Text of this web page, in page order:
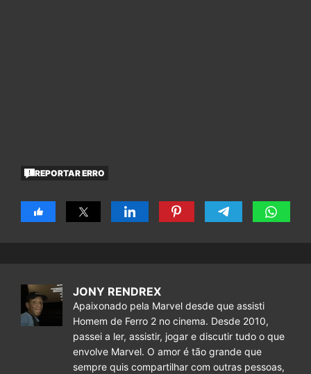
REPORTAR ERRO
JONY RENDREX
Apaixonado pela Marvel desde que assisti
Homem de Ferro 2 no cinema. Desde 2010,
passei a ler, assistir, jogar e discutir tudo o que
envolve Marvel. O amor é tão grande que
sempre quis compartilhar com outras pessoas,